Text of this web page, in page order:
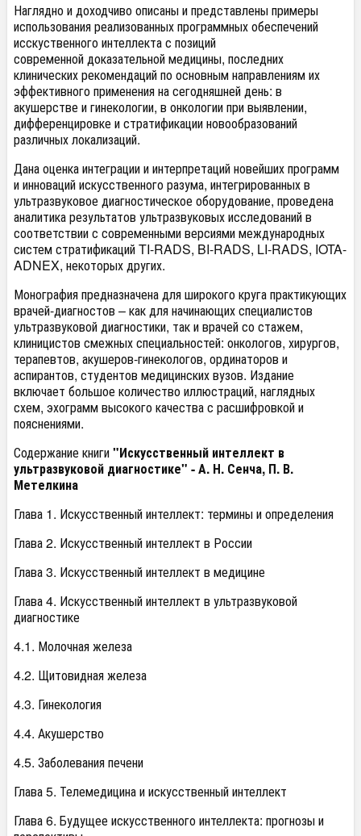
Наглядно и доходчиво описаны и представлены примеры
использования реализованных программных обеспечений
исскуственного интеллекта с позиций
современной доказательной медицины, последних
клинических рекомендаций по основным направлениям их
эффективного применения на сегодняшней день: в
акушерстве и гинекологии, в онкологии при выявлении,
дифференцировке и стратификации новообразований
различных локализаций.
Дана оценка интеграции и интерпретаций новейших программ
и инноваций искусственного разума, интегрированных в
ультразвуковое диагностическое оборудование, проведена
аналитика результатов ультразвуковых исследований в
соответствии с современными версиями международных
систем стратификаций TI-RADS, BI-RADS, LI-RADS, IOTA-
ADNEX, некоторых других.
Монография предназначена для широкого круга практикующих
врачей-диагностов – как для начинающих специалистов
ультразвуковой диагностики, так и врачей со стажем,
клиницистов смежных специальностей: онкологов, хирургов,
терапевтов, акушеров-гинекологов, ординаторов и
аспирантов, студентов медицинских вузов. Издание
включает большое количество иллюстраций, наглядных
схем, эхограмм высокого качества с расшифровкой и
пояснениями.
Содержание книги"Искусственный интеллект в
ультразвуковой диагностике" - А. Н. Сенча, П. В.
Метелкина
Глава 1. Искусственный интеллект: термины и определения
Глава 2. Искусственный интеллект в России
Глава 3. Искусственный интеллект в медицине
Глава 4. Искусственный интеллект в ультразвуковой
диагностике
4.1. Молочная железа
4.2. Щитовидная железа
4.3. Гинекология
4.4. Акушерство
4.5. Заболевания печени
Глава 5. Телемедицина и искусственный интеллект
Глава 6. Будущее искусственного интеллекта: прогнозы и